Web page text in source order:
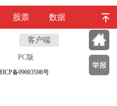
股票 数据
客户端
PC版
备09003598号